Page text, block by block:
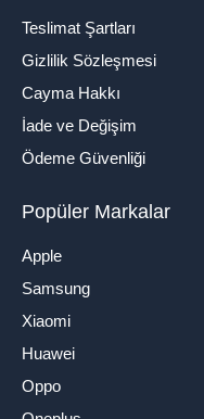
Teslimat Şartları
Gizlilik Sözleşmesi
Cayma Hakkı
İade ve Değişim
Ödeme Güvenliği
Popüler Markalar
Apple
Samsung
Xiaomi
Huawei
Oppo